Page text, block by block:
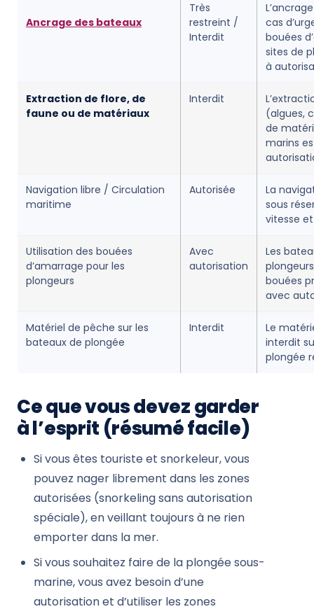
Ancrage des bateaux
Très
restreint /
Interdit
cas
bouées
sites de
à
Extraction de flore, de
faune ou de matériaux
Interdit
(algues,
de
marins
Navigation libre / Circulation
maritime
Autorisée
La
sous
vitesse
Utilisation des bouées
d’amarrage pour les
plongeurs
Avec
autorisation
Les
bouées
avec
Matériel de pêche sur les
bateaux de plongée
Interdit
Le
interdit
plongée
Ce que vous devez garder
à l’esprit (résumé facile)
Si vous êtes touriste et snorkeleur, vous
pouvez nager librement dans les zones
autorisées (snorkeling sans autorisation
spéciale), en veillant toujours à ne rien
emporter dans la mer.
Si vous souhaitez faire de la plongée sous-
marine, vous avez besoin d’une
autorisation et d’utiliser les zones